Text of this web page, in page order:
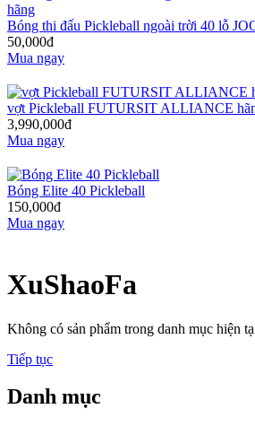
Bóng thi đấu Pickleball ngoài trời 40 lỗ
50,000đ
Mua ngay
vợt Pickleball FUTURSIT ALLIANCE
3,990,000đ
Mua ngay
Bóng Elite 40 Pickleball
150,000đ
Mua ngay
XuShaoFa
Không có sản phẩm trong danh mục hiện
Tiếp tục
Danh mục